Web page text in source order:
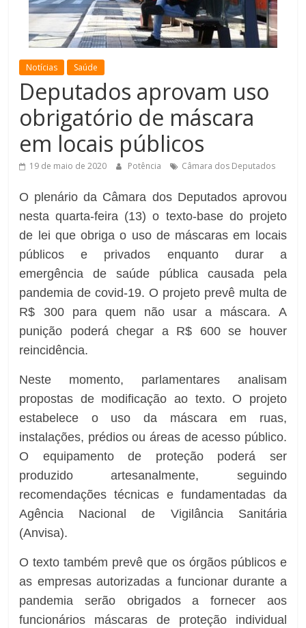
Minas
Notícias Saúde
Deputados aprovam uso
obrigatório de máscara
em locais públicos
19 de maio de 2020 Potência Câmara dos Deputados
O plenário da Câmara dos Deputados aprovou
nesta quarta-feira (13) o texto-base do projeto
de lei que obriga o uso de máscaras em locais
públicos e privados enquanto durar a
emergência de saúde pública causada pela
pandemia de covid-19. O projeto prevê multa de
R$ 300 para quem não usar a máscara. A
punição poderá chegar a R$ 600 se houver
reincidência.
Neste momento, parlamentares analisam
propostas de modificação ao texto. O projeto
estabelece o uso da máscara em ruas,
instalações, prédios ou áreas de acesso público.
O equipamento de proteção poderá ser
produzido artesanalmente, seguindo
recomendações técnicas e fundamentadas da
Agência Nacional de Vigilância Sanitária
(Anvisa).
O texto também prevê que os órgãos públicos e
as empresas autorizadas a funcionar durante a
pandemia serão obrigados a fornecer aos
funcionários máscaras de proteção individual